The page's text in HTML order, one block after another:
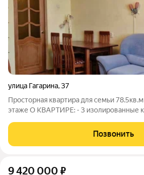
улица Гагарина,37
Просторная квартира для семьи
этаже О КВАРТИРЕ: - 3 изолированные
застекленная лоджия 6 кв.м -
окна выходят во
Позвонить
9 420 000 ₽